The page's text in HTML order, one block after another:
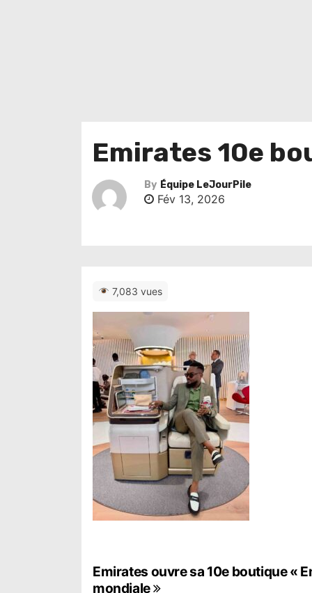
Emirates 10e
By Équipe LeJourPile
Fév 13, 2026
7,083 vues
N
Emirates ouvre sa 10e boutique «
mondiale